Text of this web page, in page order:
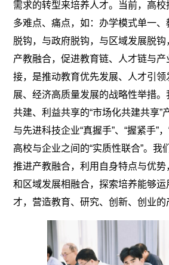
需求的转型来培养人才。当前，高
多难点、痛点，如：办学模式单一
脱钩，与政府脱钩，与区域发展脱
产教融合，促进教育链、人才链与
接，是推动教育优先发展、人才引
展、经济高质量发展的战略性举措
共建、利益共享的“市场化共建共享”
与先进科技企业“真握手”、“握紧手”
高校与企业之间的“实质性联合”。我
推进产教融合，利用自身特点与优
和区域发展相融合，探索培养能够运
才，营造教育、研究、创新、创业的